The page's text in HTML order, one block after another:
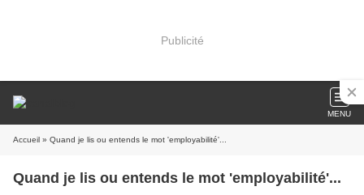
Publicité
MENU
Accueil » Quand je lis ou entends le mot 'employabilité'...
Quand je lis ou entends le mot 'employabilité'...